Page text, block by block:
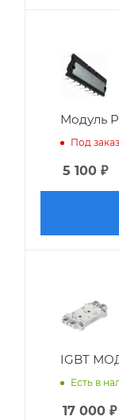
Модуль
Под
5 100 ₽
IGBT
Есть в
17 000 ₽